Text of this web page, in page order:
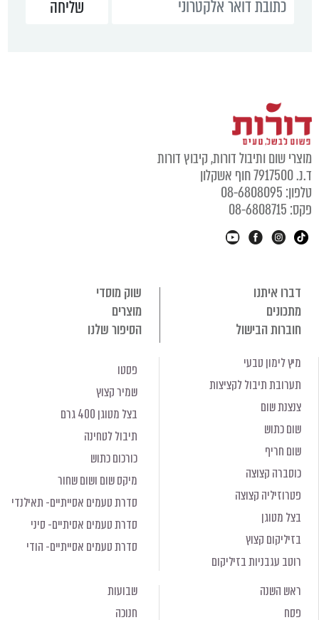
מוצרי שום ותיבול דורות, קיבוץ דורות
ד.נ. 7917500 חוף אשקלון
טלפון: 08-6808095
פקס: 08-6808715
דברו איתנו
שוק מוסדי
מתכונים
מוצרים
חוברות הבישול
הסיפור שלנו
מיץ לימון טבעי
תערובת תיבול לקציצות
צנצנת שום
שום כתוש
שום חריף
כוסברה קצוצה
פטרוזיליה קצוצה
בצל מטוגן
בזיליקום קצוץ
רוטב עגבניות בזיליקום
פסטו
שמיר קצוץ
בצל מטוגן 400 גרם
תיבול לטחינה
כורכום כתוש
מיקס שום ושום שחור
סדרת טעמים אסייתיים- תאילנדי
סדרת טעמים אסיתיים- סיני
סדרת טעמים אסייתיים- הודי
ראש השנה
פסח
שבועות
חנוכה